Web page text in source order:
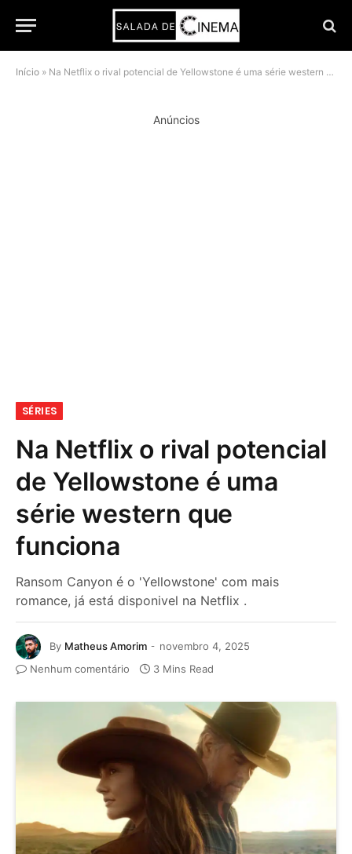
Início » Na Netflix o rival potencial de Yellowstone é uma série western que funciona
Anúncios
SÉRIES
Na Netflix o rival potencial
de Yellowstone é uma
série western que
funciona
Ransom Canyon é o 'Yellowstone' com mais
romance, já está disponivel na Netflix .
By Matheus Amorim
novembro 4, 2025
Nenhum comentário
3 Mins Read